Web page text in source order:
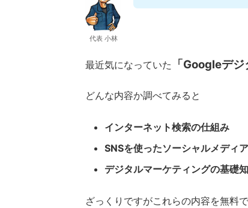
代表 小林
最近気になっていた 「Googleデ
どんな内容か調べてみると
インターネット検索の仕組み
SNSを使ったソーシャルメディ
デジタルマーケティングの基礎
ざっくりですがこれらの内容を無料